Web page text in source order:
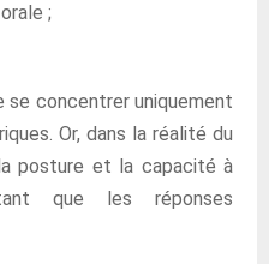
;
se concentrer uniquement
Or, dans la réalité du
posture et la capacité à
que les réponses